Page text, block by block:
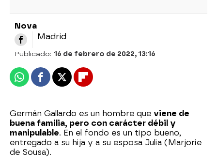
Nova
Madrid
Publicado: 16 de febrero de 2022, 13:16
WhatsappFacebook
X Flipboard
Germán Gallardo es un hombre que viene de
buena familia, pero con carácter débil y
manipulable. En el fondo es un tipo bueno,
entregado a su hija y a su esposa Julia (Marjorie
de Sousa).